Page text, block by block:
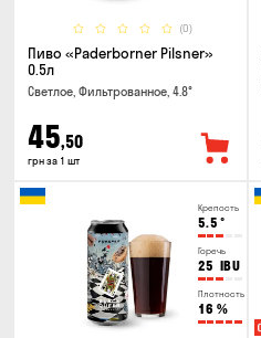
(0)
Пиво «Paderborner Pilsner»
0.5л
Светлое, Фильтрованное, 4.8°
45,50
грн за 1 шт
Крепость
5.5 °
Горечь
25 IBU
Плотность
16 %